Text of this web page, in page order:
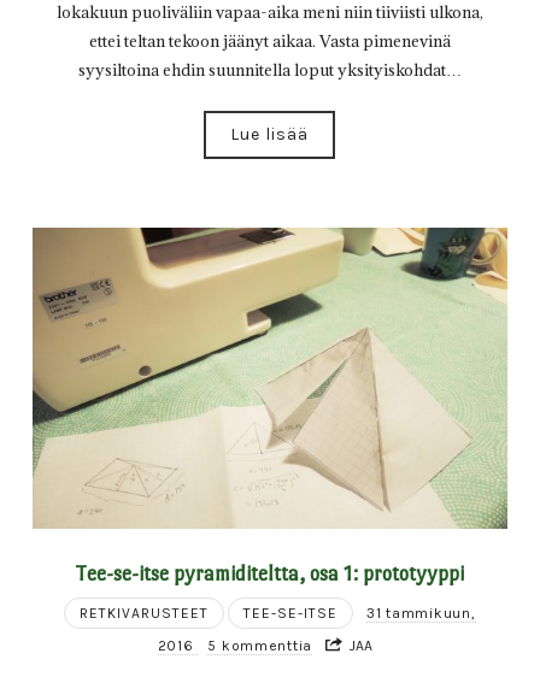
lokakuun puoliväliin vapaa-aika meni niin tiiviisti ulkona,
ettei teltan tekoon jäänyt aikaa. Vasta pimenevinä
syysiltoina ehdin suunnitella loput yksityiskohdat…
Lue lisää
Tee-se-itse pyramiditeltta, osa 1: prototyyppi
RETKIVARUSTEET TEE-SE-ITSE
31 tammikuun,
2016
5 kommenttia JAA